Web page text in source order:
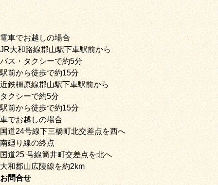
電車でお越しの場合
JR大和路線郡山駅下車駅前から
バス・タクシーで約5分
駅前から徒歩で約15分
近鉄橿原線郡山駅下車駅前から
タクシーで約5分
駅前から徒歩で約15分
車でお越しの場合
国道24号線下三橋町北交差点を西へ
南廻り線の終点
国道25 号線筒井町交差点を北へ
大和郡山広陵線を約2km
お問合せ